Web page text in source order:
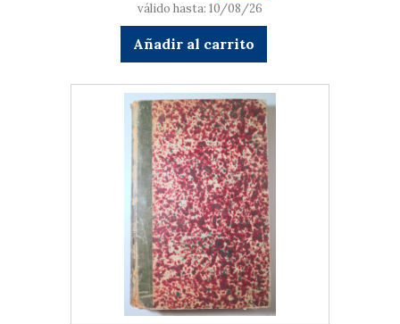
válido hasta: 10/08/26
Añadir al carrito